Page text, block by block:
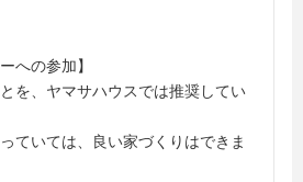
への参加】
を、ヤマサハウスでは推奨してい
ていては、良い家づくりはできま